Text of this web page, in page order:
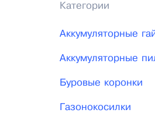
Категории
Аккумуляторные
Аккумуляторные
Буровые коронки
Газонокосилки